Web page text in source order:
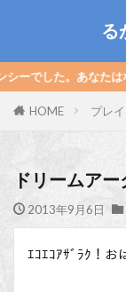
る
なたはなんでしたか？
HOME プレ
ドリームア
2013年9月6日
ｴｺｴｺｱｻﾞﾗｸ！お